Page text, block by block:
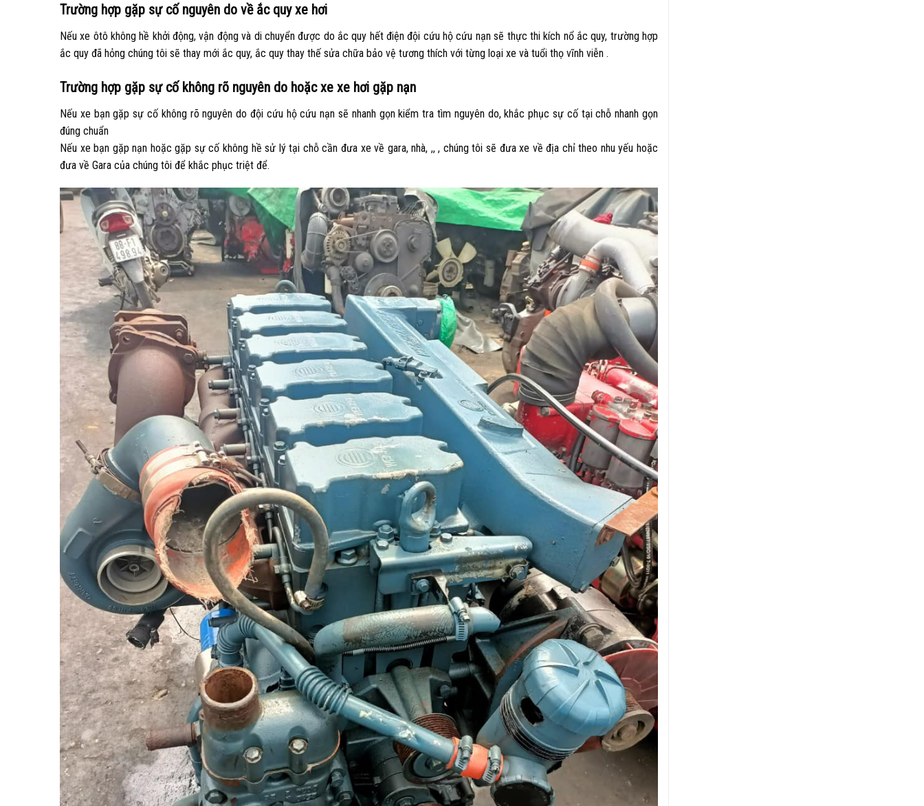
Trường hợp gặp sự cố nguyên do về ắc quy xe hơi
Nếu xe ôtô không hề khởi động, vận động và di chuyển được do ắc quy hết điện đội cứu hộ cứu nạn sẽ thực thi kích nổ ắc quy, trường hợp
ắc quy đã hỏng chúng tôi sẽ thay mới ắc quy, ắc quy thay thế sửa chữa bảo vệ tương thích với từng loại xe và tuổi thọ vĩnh viễn .
Trường hợp gặp sự cố không rõ nguyên do hoặc xe xe hơi gặp nạn
Nếu xe bạn gặp sự cố không rõ nguyên do đội cứu hộ cứu nạn sẽ nhanh gọn kiểm tra tìm nguyên do, khắc phục sự cố tại chỗ nhanh gọn
đúng chuẩn
Nếu xe bạn gặp nạn hoặc gặp sự cố không hề sử lý tại chỗ cần đưa xe về gara, nhà, ,, , chúng tôi sẽ đưa xe về địa chỉ theo nhu yếu hoặc
đưa về Gara của chúng tôi để khắc phục triệt để.